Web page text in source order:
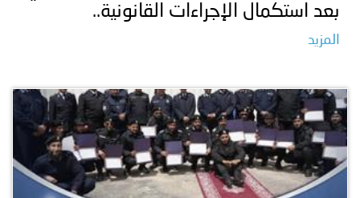
بعد استكمال الإجراءات القانونية..
المزيد